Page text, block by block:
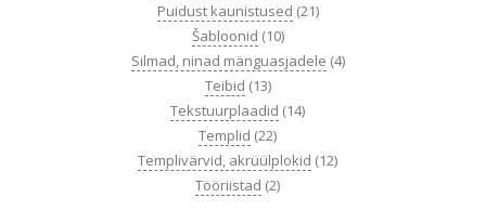
Puidust kaunistused (21)
Šabloonid (10)
Silmad, ninad mänguasjadele (4)
Teibid (13)
Tekstuurplaadid (14)
Templid (22)
Templivärvid, akrüülplokid (12)
Tööriistad (2)